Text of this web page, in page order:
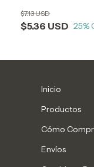
$5.36 USD
$7.13 USD
25%
Inicio
Productos
Cómo
Envíos